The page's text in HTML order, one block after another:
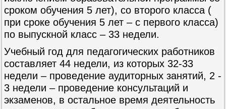
сроком обучения 5 лет), со второго класса (
при сроке обучения 5 лет – с первого класса)
по выпускной класс – 33 недели.
Учебный год для педагогических работников
составляет 44 недели, из которых 32-33
недели – проведение аудиторных занятий, 2 -
3 недели – проведение консультаций и
экзаменов, в остальное время деятельность